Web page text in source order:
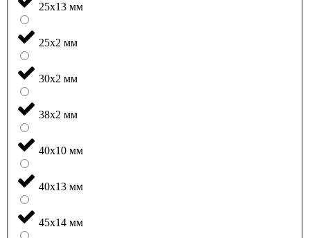
25x13 мм
25x2 мм
30x2 мм
38x2 мм
40x10 мм
40x13 мм
45x14 мм